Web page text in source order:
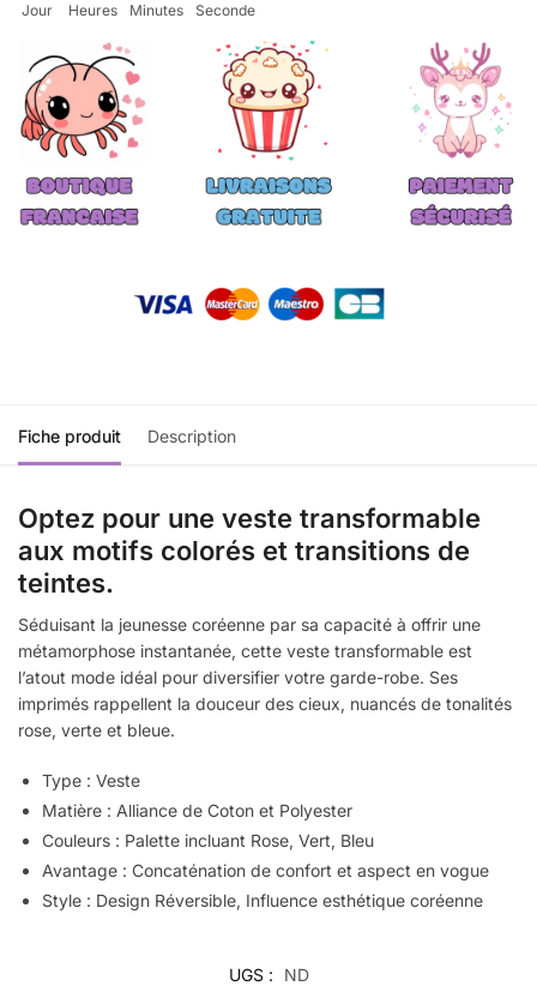
Jour Heures Minutes Seconde
Fiche produit Description
Optez pour une veste transformable
aux motifs colorés et transitions de
teintes.
Séduisant la jeunesse coréenne par sa capacité à offrir une
métamorphose instantanée, cette veste transformable est
l’atout mode idéal pour diversifier votre garde-robe. Ses
imprimés rappellent la douceur des cieux, nuancés de tonalités
rose, verte et bleue.
Type : Veste
Matière : Alliance de Coton et Polyester
Couleurs : Palette incluant Rose, Vert, Bleu
Avantage : Concaténation de confort et aspect en vogue
Style : Design Réversible, Influence esthétique coréenne
UGS :
ND